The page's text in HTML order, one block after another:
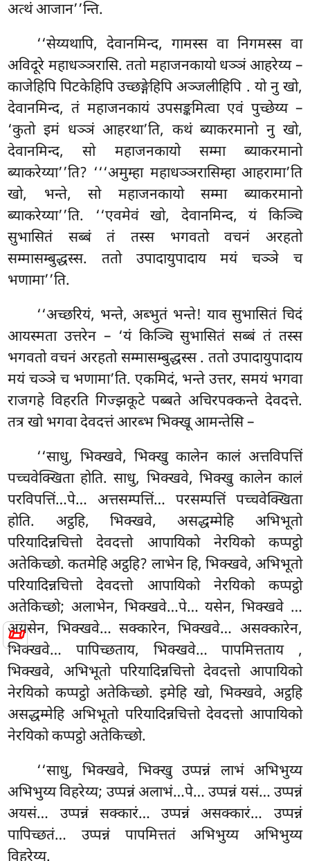
📜
अत्थं आजान’’न्ति.
‘‘सेय्यथापि, देवानमिन्द, गामस्स वा निगमस्स वा
अविदूरे महाधञ्ञरासि. ततो महाजनकायो धञ्ञं आहरेय्य –
काजेहिपि पिटकेहिपि उच्छङ्गेहिपिअञ्जलीहिपि . यो नु खो,
देवानमिन्द, तं महाजनकायं उपसङ्कमित्वा एवं पुच्छेय्य –
‘कुतो इमं धञ्ञं आहरथा’ति, कथं ब्याकरमानो नु खो,
देवानमिन्द, सो महाजनकायो सम्मा ब्याकरमानो
ब्याकरेय्या’’ति? ‘‘‘अमुम्हा महाधञ्ञरासिम्हा आहरामा’ति
खो, भन्ते, सो महाजनकायो सम्मा ब्याकरमानो
ब्याकरेय्या’’ति. ‘‘एवमेवं खो, देवानमिन्द, यं किञ्चि
सुभासितं सब्बं तं तस्स भगवतो वचनं अरहतो
सम्मासम्बुद्धस्स. ततो उपादायुपादाय मयं चञ्ञे च
भणामा’’ति.
‘‘अच्छरियं, भन्ते, अब्भुतं भन्ते! याव सुभासितं चिदं
आयस्मता उत्तरेन – ‘यं किञ्चिसुभासितं सब्बं तं तस्स
भगवतो वचनं अरहतो सम्मासम्बुद्धस्स. ततो उपादायुपादाय
मयं चञ्ञे च भणामा’ति. एकमिदं, भन्ते उत्तर, समयं भगवा
राजगहे विहरति गिज्झकूटे पब्बते अचिरपक्कन्ते देवदत्ते.
तत्र खो भगवा देवदत्तं आरब्भ भिक्खू आमन्तेसि –
‘‘साधु, भिक्खवे, भिक्खु कालेन कालं अत्तविपत्तिं
पच्चवेक्खिता होति. साधु, भिक्खवे, भिक्खु कालेन कालं
परविपत्तिं…पे… अत्तसम्पत्तिं… परसम्पत्तिं पच्चवेक्खिता
होति. अट्ठहि, भिक्खवे, असद्धम्मेहि अभिभूतो
परियादिन्नचित्तो देवदत्तो आपायिको नेरयिको कप्पट्ठो
अतेकिच्छो. कतमेहि अट्ठहि? लाभेन हि, भिक्खवे, अभिभूतो
परियादिन्नचित्तो देवदत्तो आपायिको नेरयिको कप्पट्ठो
अतेकिच्छो; अलाभेन, भिक्खवे…पे… यसेन, भिक्खवे …
अयसेन, भिक्खवे… सक्कारेन, भिक्खवे… असक्कारेन,
भिक्खवे… पापिच्छताय, भिक्खवे… पापमित्तताय ,
भिक्खवे, अभिभूतो परियादिन्नचित्तो देवदत्तो आपायिको
नेरयिको कप्पट्ठो अतेकिच्छो. इमेहि खो, भिक्खवे, अट्ठहि
असद्धम्मेहि अभिभूतो परियादिन्नचित्तो देवदत्तो आपायिको
नेरयिको कप्पट्ठो अतेकिच्छो.
‘‘साधु, भिक्खवे, भिक्खु उप्पन्नं लाभं अभिभुय्य
अभिभुय्य विहरेय्य; उप्पन्नं अलाभं…पे… उप्पन्नं यसं… उप्पन्नं
अयसं… उप्पन्नं सक्कारं… उप्पन्नं असक्कारं… उप्पन्नं
पापिच्छतं… उप्पन्नं पापमित्ततं अभिभुय्य अभिभुय्य